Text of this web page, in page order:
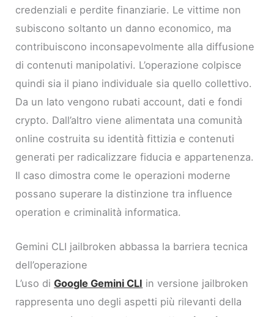
credenziali e perdite finanziarie. Le vittime non
subiscono soltanto un danno economico, ma
contribuiscono inconsapevolmente alla diffusione
di contenuti manipolativi. L’operazione colpisce
quindi sia il piano individuale sia quello collettivo.
Da un lato vengono rubati account, dati e fondi
crypto. Dall’altro viene alimentata una comunità
online costruita su identità fittizia e contenuti
generati per radicalizzare fiducia e appartenenza.
Il caso dimostra come le operazioni moderne
possano superare la distinzione tra influence
operation e criminalità informatica.
Gemini CLI jailbroken abbassa la barriera tecnica
dell’operazione
L’uso diGoogle Gemini CLI in versione jailbroken
rappresenta uno degli aspetti più rilevanti della